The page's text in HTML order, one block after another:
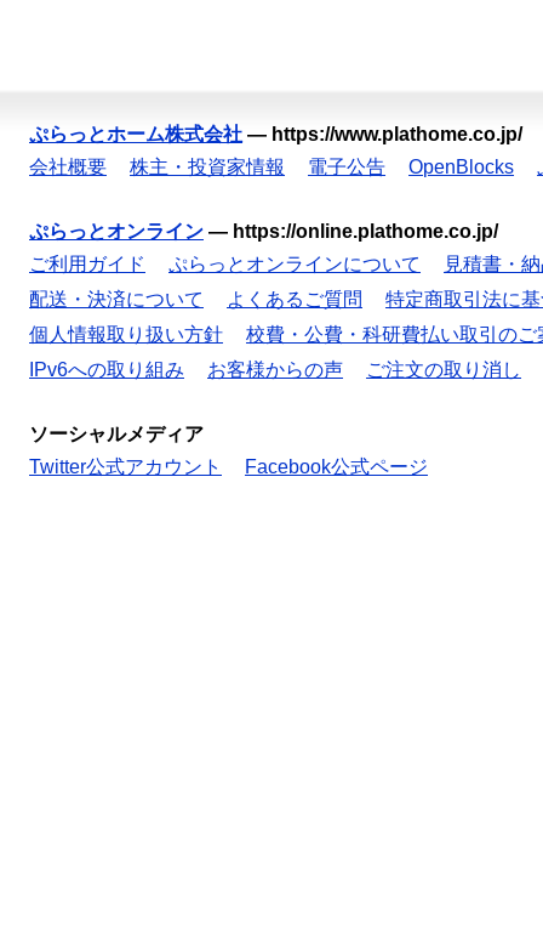
ぷらっとホーム株式会社 — https://www.plathome.co.jp/
会社概要
株主・投資家情報 電子公告 OpenBlocks
ぷらっとオンライン — https://online.plathome.co.jp/
ご利用ガイド
ぷらっとオンラインについて
見積書・
配送・決済について
よくあるご質問
特定商取引法に
個人情報取り扱い方針
校費・公費・科研費払い取引のご
IPv6への取り組み
お客様からの声 ご注文の取り消し
ソーシャルメディア
Twitter公式アカウント
Facebook公式ページ